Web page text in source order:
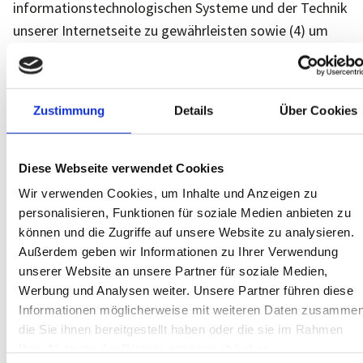
Zustimmung Details Über Cookies
Diese Webseite verwendet Cookies
Wir verwenden Cookies, um Inhalte und Anzeigen zu
personalisieren, Funktionen für soziale Medien anbieten zu
können und die Zugriffe auf unsere Website zu analysieren.
Außerdem geben wir Informationen zu Ihrer Verwendung
unserer Website an unsere Partner für soziale Medien,
Werbung und Analysen weiter. Unsere Partner führen diese
Informationen möglicherweise mit weiteren Daten
die Sie ihnen bereitgestellt haben oder die sie im Rahmen
informationstechnologischen Systeme und der Technik
unserer Internetseite zu gewährleisten sowie (4) um
Strafverfolgungsbehörden im Falle eines Cyberangriffes
die zur Strafverfolgung notwendigen Informationen
bereitzustellen. Diese anonym erhobenen Daten und
Informationen werden durch die "MS Elektro GmbH"
ausgewertet, den Datenschutz und die Datensicherheit
in unserem Unternehmen zu erhöhen, um letztlich ein
optimales Schutzniveau für die von uns verarbeiteten
personenbezogenen Daten sicherzustellen. Die
anonymen Daten der Server-Logfiles werden getrennt
von allen durch eine betroffene Person angegebenen
personenbezogenen Daten gespeichert.